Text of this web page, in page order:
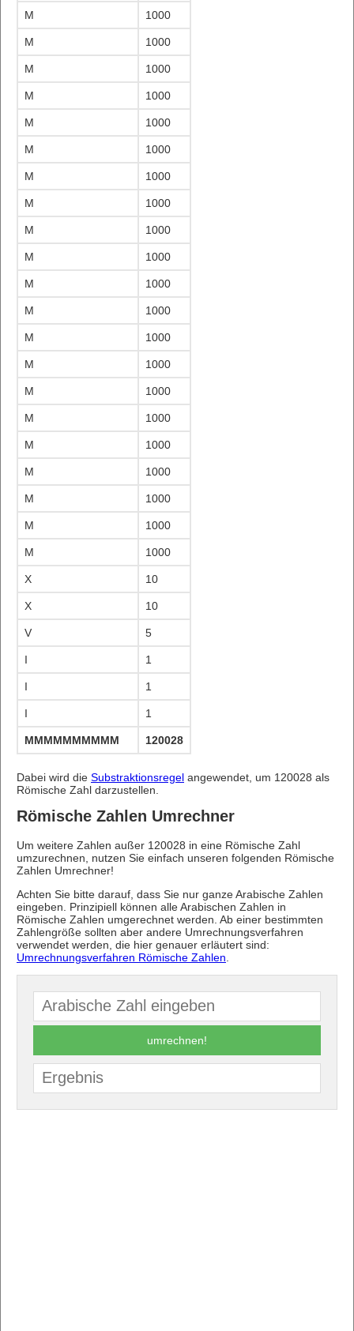
M 1000
M 1000
M 1000
M 1000
M 1000
M 1000
M 1000
M 1000
M 1000
M 1000
M 1000
M 1000
M 1000
M 1000
M 1000
M 1000
M 1000
M 1000
M 1000
M 1000
M 1000
X 10
X 10
V 5
I 1
I 1
I 1
120028
Dabei wird die Substraktionsregel angewendet, um 120028 als
Römische Zahl darzustellen.
Römische Zahlen Umrechner
Um weitere Zahlen außer 120028 in eine Römische Zahl
umzurechnen, nutzen Sie einfach unseren folgenden Römische
Zahlen Umrechner!
Achten Sie bitte darauf, dass Sie nur ganze Arabische Zahlen
eingeben. Prinzipiell können alle Arabischen Zahlen in
Römische Zahlen umgerechnet werden. Ab einer bestimmten
Zahlengröße sollten aber andere Umrechnungsverfahren
verwendet werden, die hier genauer erläutert sind:
Umrechnungsverfahren Römische Zahlen
umrechnen!